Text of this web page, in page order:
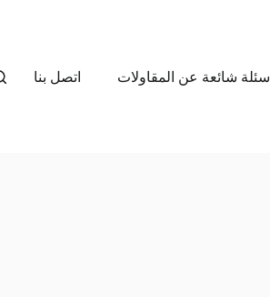
أسئلة شائعة عن المقاولات اتصل بنا